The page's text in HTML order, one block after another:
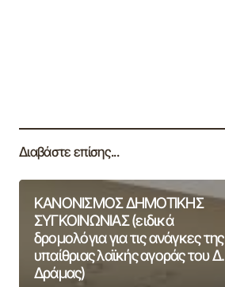
Διαβάστε επίσης...
ΚΑΝΟΝΙΣΜΟΣ ΔΗΜΟΤΙΚΗΣ
ΣΥΓΚΟΙΝΩΝΙΑΣ (ειδικά
δρομολόγια για τις ανάγκες της
υπαίθριας λαϊκής αγοράς του Δ.
Δράμας)